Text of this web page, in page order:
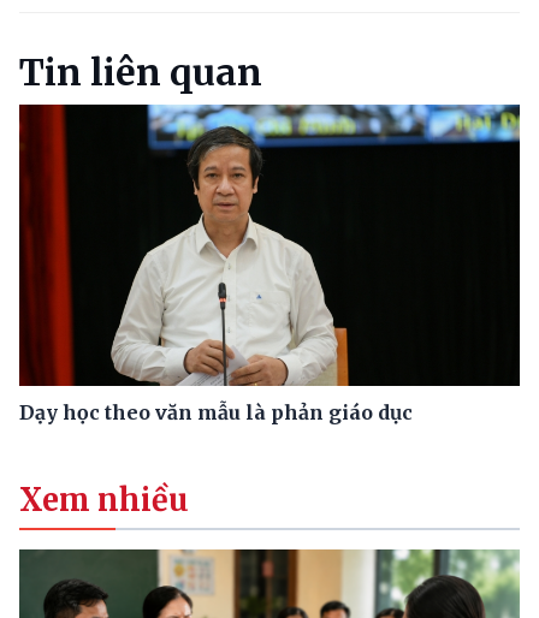
Tin liên quan
Dạy học theo văn mẫu là phản giáo dục
Xem nhiều